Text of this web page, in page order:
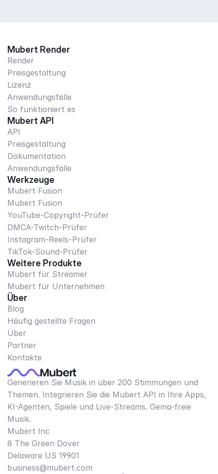
Mubert Render
Render
Preisgestaltung
Lizenz
Anwendungsfälle
So funktioniert es
Mubert API
API
Preisgestaltung
Dokumentation
Anwendungsfälle
Werkzeuge
Mubert Fusion
Mubert Fusion
YouTube-Copyright-Prüfer
DMCA-Twitch-Prüfer
Instagram-Reels-Prüfer
TikTok-Sound-Prüfer
Weitere Produkte
Mubert für Streamer
Mubert für Unternehmen
Über
Blog
Häufig gestellte Fragen
Über
Partner
Kontakte
Generieren Sie Musik in über 200 Stimmungen und
Themen. Integrieren Sie die Mubert API in Ihre Apps,
KI-Agenten, Spiele und Live-Streams. Gema-freie
Musik.
Mubert Inc
8 The Green Dover
Delaware US 19901​
business@mubert.com